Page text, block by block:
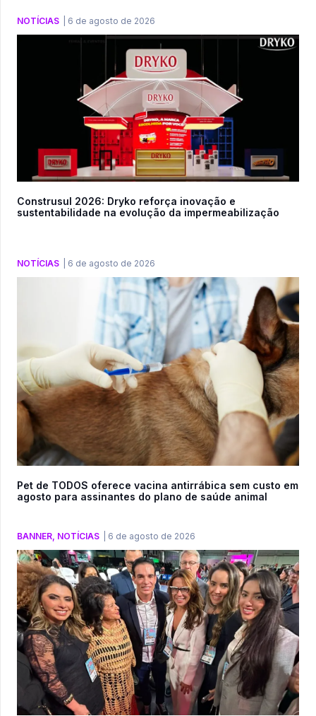
NOTÍCIAS 6 de agosto de 2026
Construsul 2026: Dryko reforça inovação e
sustentabilidade na evolução da impermeabilização
NOTÍCIAS 6 de agosto de 2026
Pet de TODOS oferece vacina antirrábica sem custo em
agosto para assinantes do plano de saúde animal
BANNER NOTÍCIAS 6 de agosto de 2026